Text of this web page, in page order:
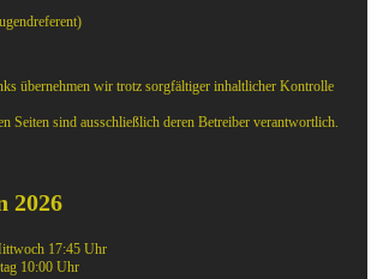
übernehmen wir trotz sorgfältiger inhaltlicher Kontrolle
Seiten sind ausschließlich deren Betreiber verantwortlich.
2026
17:45 Uhr
10:00 Uhr